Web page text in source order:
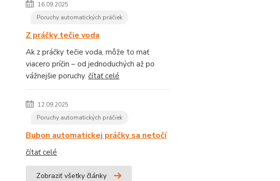
16.09.2025
Poruchy automatických práčiek
Z práčky tečie voda
Ak z práčky tečie voda, môže to mať
viacero príčin – od jednoduchých až po
vážnejšie poruchy. čítať celé
12.09.2025
Poruchy automatických práčiek
Bubon automatickej práčky sa netočí
čítať celé
Zobraziť všetky články